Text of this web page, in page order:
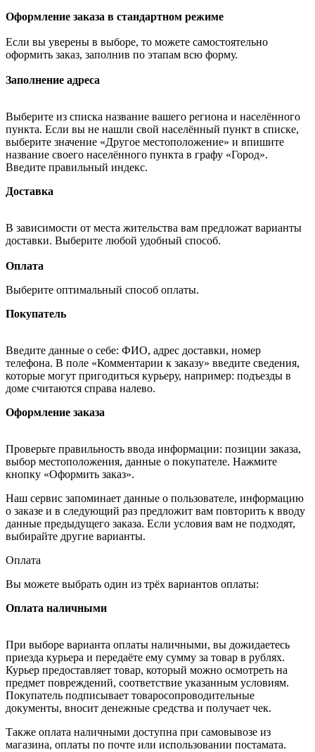
Оформление заказа в стандартном режиме
Если вы уверены в выборе, то можете самостоятельно
оформить заказ, заполнив по этапам всю форму.
Заполнение адреса
Выберите из списка название вашего региона и населённого
пункта. Если вы не нашли свой населённый пункт в списке,
выберите значение «Другое местоположение» и впишите
название своего населённого пункта в графу «Город».
Введите правильный индекс.
Доставка
В зависимости от места жительства вам предложат варианты
доставки. Выберите любой удобный способ.
Оплата
Выберите оптимальный способ оплаты.
Покупатель
Введите данные о себе: ФИО, адрес доставки, номер
телефона. В поле «Комментарии к заказу» введите сведения,
которые могут пригодиться курьеру, например: подъезды в
доме считаются справа налево.
Оформление заказа
Проверьте правильность ввода информации: позиции заказа,
выбор местоположения, данные о покупателе. Нажмите
кнопку «Оформить заказ».
Наш сервис запоминает данные о пользователе, информацию
о заказе и в следующий раз предложит вам повторить к вводу
данные предыдущего заказа. Если условия вам не подходят,
выбирайте другие варианты.
Оплата
Вы можете выбрать один из трёх вариантов оплаты:
Оплата наличными
При выборе варианта оплаты наличными, вы дожидаетесь
приезда курьера и передаёте ему сумму за товар в рублях.
Курьер предоставляет товар, который можно осмотреть на
предмет повреждений, соответствие указанным условиям.
Покупатель подписывает товаросопроводительные
документы, вносит денежные средства и получает чек.
Также оплата наличными доступна при самовывозе из
магазина, оплаты по почте или использовании постамата.